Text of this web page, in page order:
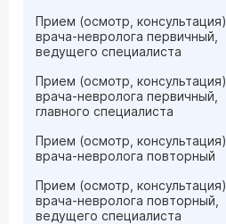
Прием (осмотр, консультация)
врача-невролога первичный,
ведущего специалиста
Прием (осмотр, консультация)
врача-невролога первичный,
главного специалиста
Прием (осмотр, консультация)
врача-невролога повторный
Прием (осмотр, консультация)
врача-невролога повторный,
ведущего специалиста